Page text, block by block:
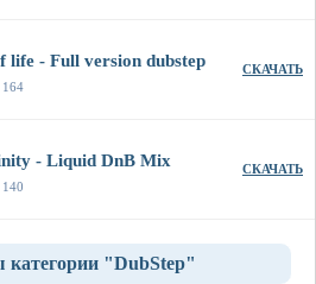
- Full version dubstep
164
СКАЧАТЬ
- Liquid DnB Mix
140
СКАЧАТЬ
"DubStep"